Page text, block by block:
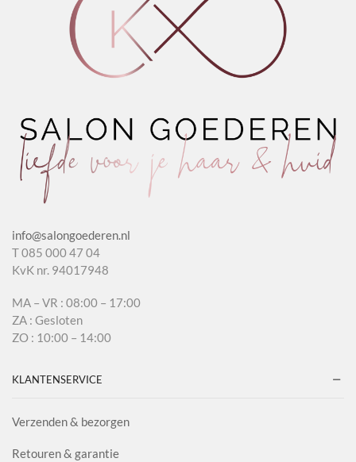
info@salongoederen.nl
T 085 000 47 04
KvK nr. 94017948
MA – VR : 08:00 – 17:00
ZA : Gesloten
ZO : 10:00 – 14:00
KLANTENSERVICE
Verzenden & bezorgen
Retouren & garantie